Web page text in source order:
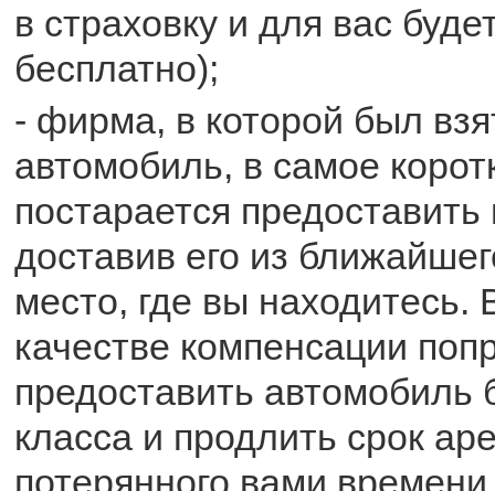
в страховку и для вас
бесплатно);
- фирма, в которой был
автомобиль, в самое
постарается
доставив его из
место, где вы
качестве компенсации
предоставить автомобиль
класса и продлить срок
потерянного вами времени